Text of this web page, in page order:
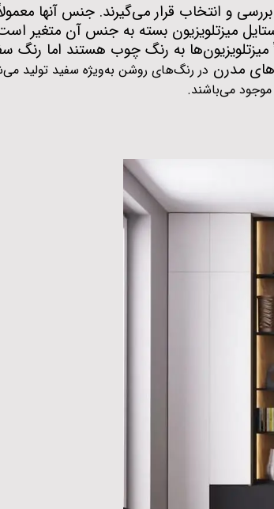
و انتخاب قرار می‌گیرند. جنس آنها
میزتلویزیون بسته به جنس آن متغیر
به رنگ چوب هستند اما رنگ
های مدرن در رنگ‌های روشن به‌ویژه سفید تولید
موجود می‌باشند.